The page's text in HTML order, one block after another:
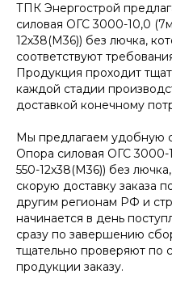
ТПК Энергострой
силовая ОГС 3000-10,0
12х38(М36)) без лючка,
соответствуют
Продукция проходит
каждой стадии
доставкой конечному
Мы предлагаем удобную
Опора силовая ОГС 3000-
550-12х38(М36)) без
скорую доставку заказа
другим регионам РФ и
начинается в день
сразу по завершению
тщательно проверяют по
продукции заказу.